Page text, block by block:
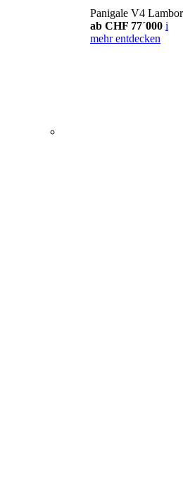
Panigale V4
ab CHF 77´000 i
mehr entdecken